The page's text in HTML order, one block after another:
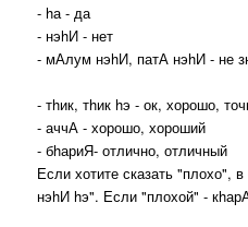
- hа - да
- нэhИ - нет
- мАлум нэhИ, патА нэhИ - не
- тhик, тhик hэ - ок, хорошо,
- аччА - хорошо, хороший
- бhариЯ- отлично, отличный
Если хотите сказать "плохо",
нэhИ hэ". Если "плохой" -